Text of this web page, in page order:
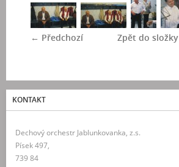
← Předchozí Zpět do složky
KONTAKT
Dechový orchestr Jablunkovanka, z.s.
Písek 497,
739 84